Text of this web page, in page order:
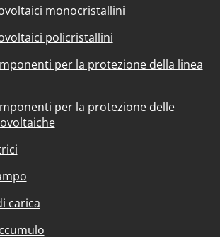
monocristallini
policristallini
per la protezione della linea
per la protezione delle
carica